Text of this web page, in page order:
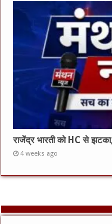
राजेंद्र भारती को HC से
4 weeks ago